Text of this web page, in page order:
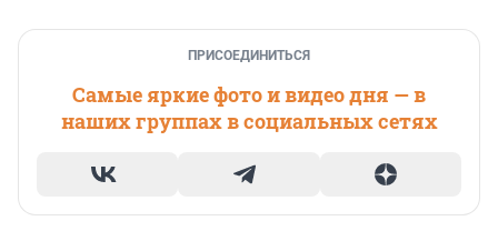
ПРИСОЕДИНИТЬСЯ
Самые яркие фото и видео дня — в
наших группах в социальных сетях